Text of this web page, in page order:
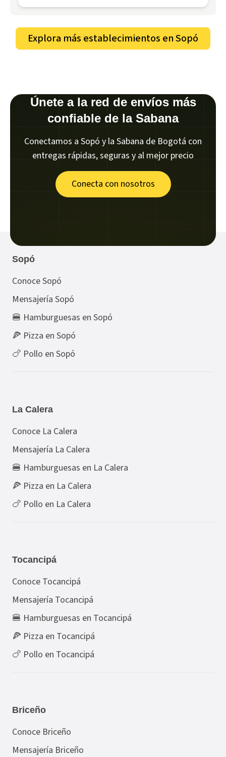
Explora más establecimientos enSopó
Únete a la red de envíos más
confiable de la Sabana
Conectamos a Sopó y la Sabana de Bogotá con
entregas rápidas, seguras y al mejor precio
Conecta con nosotros
Sopó
Conoce Sopó
Mensajería Sopó
🍔 Hamburguesas en Sopó
🍕 Pizza en Sopó
🍗 Pollo en Sopó
La Calera
Conoce La Calera
Mensajería La Calera
🍔 Hamburguesas en La Calera
🍕 Pizza en La Calera
🍗 Pollo en La Calera
Tocancipá
Conoce Tocancipá
Mensajería Tocancipá
🍔 Hamburguesas en Tocancipá
🍕 Pizza en Tocancipá
🍗 Pollo en Tocancipá
Briceño
Conoce Briceño
Mensajería Briceño